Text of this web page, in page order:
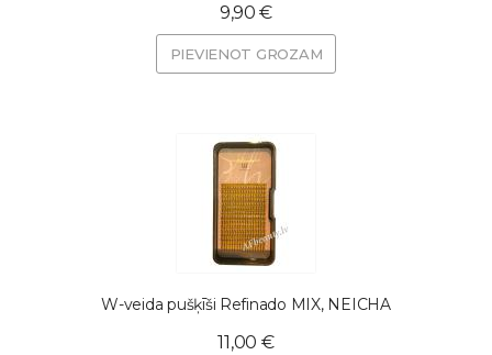
9,90 €
PIEVIENOT GROZAM
W-veida pušķīši Refinado MIX, NEICHA
11,00 €